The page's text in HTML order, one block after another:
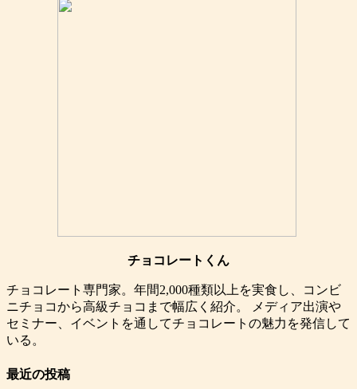
チョコレートくん
チョコレート専門家。年間2,000種類以上を実食し、コンビ
ニチョコから高級チョコまで幅広く紹介。 メディア出演や
セミナー、イベントを通してチョコレートの魅力を発信して
いる。
最近の投稿